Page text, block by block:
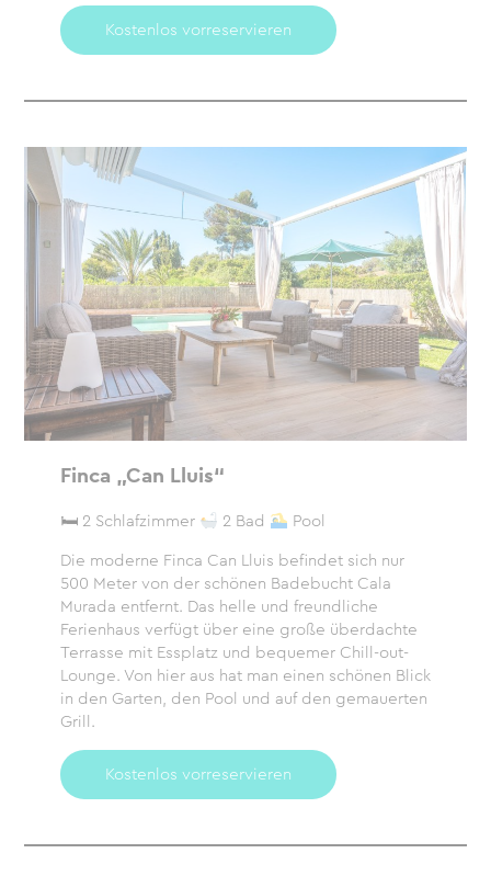
Kostenlos vorreservieren
Finca „Can Lluis“
🛏 2 Schlafzimmer 2 Bad
Pool
Die moderne Finca Can Lluis befindet sich nur
500 Meter von der schönen Badebucht Cala
Murada entfernt. Das helle und freundliche
Ferienhaus verfügt über eine große überdachte
Terrasse mit Essplatz und bequemer Chill-out-
Lounge. Von hier aus hat man einen schönen Blick
in den Garten, den Pool und auf den gemauerten
Grill.
Kostenlos vorreservieren